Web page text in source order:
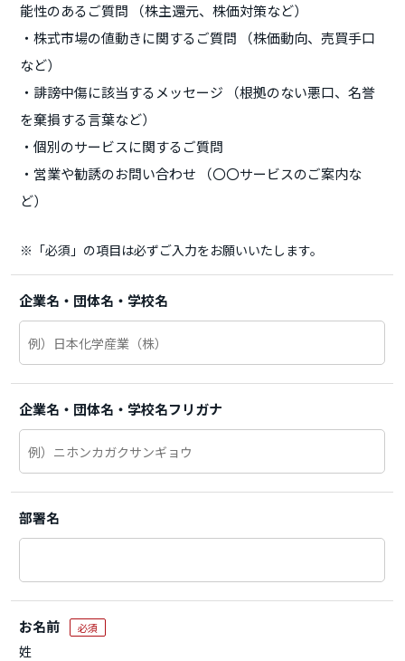
能性のあるご質問 （株主還元、株価対策など）
・株式市場の値動きに関するご質問 （株価動向、売買手口
など）
・誹謗中傷に該当するメッセージ （根拠のない悪口、名誉
を棄損する言葉など）
・個別のサービスに関するご質問
・営業や勧誘のお問い合わせ （〇〇サービスのご案内な
ど）
※「必須」の項目は必ずご入力をお願いいたします。
企業名・団体名・学校名
企業名・団体名・学校名フリガナ
部署名
お名前 必須
姓